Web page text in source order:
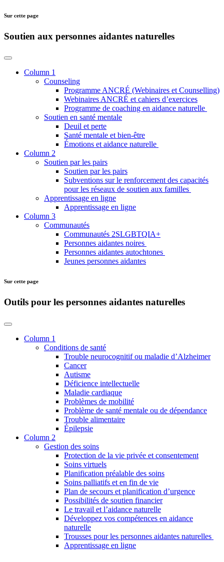
Sur cette page
Soutien aux personnes aidantes naturelles
Column 1
Counseling
Programme ANCRÉ (Webinaires et Counselling)
Webinaires ANCRÉ et cahiers d’exercices
Programme de coaching en aidance naturelle
Soutien en santé mentale
Deuil et perte
Santé mentale et bien-être
Émotions et aidance naturelle
Column 2
Soutien par les pairs
Soutien par les pairs
Subventions sur le renforcement des capacités
pour les réseaux de soutien aux familles
Apprentissage en ligne
Apprentissage en ligne
Column 3
Communautés
Communautés 2SLGBTQIA+
Personnes aidantes noires
Personnes aidantes autochtones
Jeunes personnes aidantes
Sur cette page
Outils pour les personnes aidantes naturelles
Column 1
Conditions de santé
Trouble neurocognitif ou maladie d’Alzheimer
Cancer
Autisme
Déficience intellectuelle
Maladie cardiaque
Problèmes de mobilité
Problème de santé mentale ou de dépendance
Trouble alimentaire
Épilepsie
Column 2
Gestion des soins
Protection de la vie privée et consentement
Soins virtuels
Planification préalable des soins
Soins palliatifs et en fin de vie
Plan de secours et planification d’urgence
Possibilités de soutien financier
Le travail et l’aidance naturelle
Développez vos compétences en aidance
naturelle
Trousses pour les personnes aidantes naturelles
Apprentissage en ligne